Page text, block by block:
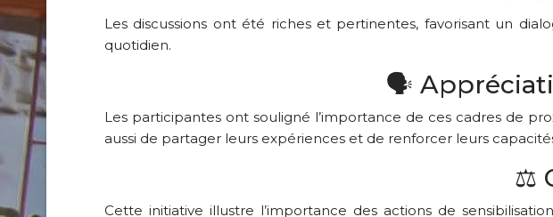
Les discussions ont été riches et pertinentes, favorisant un
quotidien.
🗣️
Les participantes ont souligné l’importance de ces cadres de
aussi de partager leurs expériences et de renforcer leurs
⚖️
Cette initiative illustre l’importance des actions de